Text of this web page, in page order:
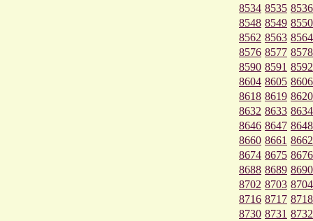
8534 8535 8536
8548 8549 8550
8562 8563 8564
8576 8577 8578
8590 8591 8592
8604 8605 8606
8618 8619 8620
8632 8633 8634
8646 8647 8648
8660 8661 8662
8674 8675 8676
8688 8689 8690
8702 8703 8704
8716 8717 8718
8730 8731 8732